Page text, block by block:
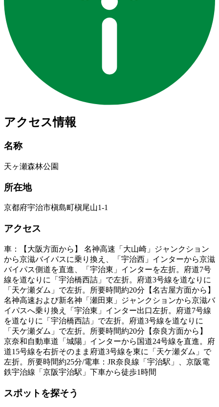
アクセス情報
名称
天ヶ瀬森林公園
所在地
京都府宇治市槇島町槇尾山1-1
アクセス
車：【大阪方面から】 名神高速「大山崎」ジャンクション
から京滋バイパスに乗り換え、「宇治西」インターから京滋
バイパス側道を直進、「宇治東」インターを左折。府道7号
線を道なりに「宇治橋西詰」で左折。府道3号線を道なりに
「天ケ瀬ダム」で左折。所要時間約20分【名古屋方面から】
名神高速および新名神「瀬田東」ジャンクションから京滋バ
イパスへ乗り換え「宇治東」インター出口左折。府道7号線
を道なりに「宇治橋西詰」で左折。府道3号線を道なりに
「天ケ瀬ダム」で左折。所要時間約20分【奈良方面から】
京奈和自動車道「城陽」インターから国道24号線を直進。府
道15号線を右折そのまま府道3号線を東に「天ケ瀬ダム」で
左折。所要時間約25分/電車：JR奈良線「宇治駅」、京阪電
鉄宇治線「京阪宇治駅」下車から徒歩1時間
スポットを探そう